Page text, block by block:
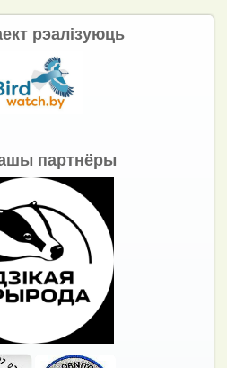
рэалізуюць
партнёры